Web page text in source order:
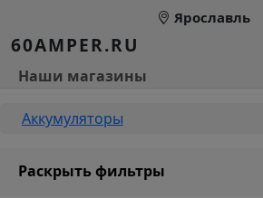
Перейти к основному содержанию
Ярославль
60AMPER.RU
Основное меню 1
Наши магазины
Строка навигации
Аккумуляторы
Раскрыть фильтры